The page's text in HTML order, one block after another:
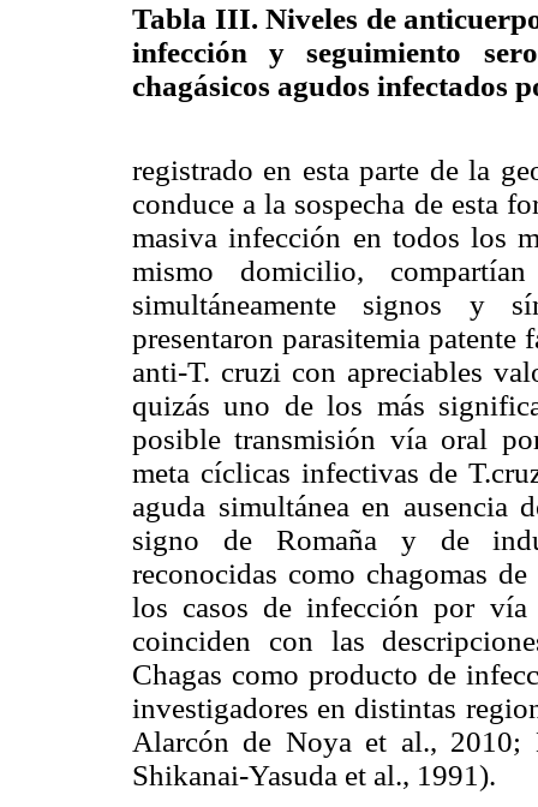
Tabla III. Niveles de
infección y seguimiento
chagásicos agudos infectados
registrado en esta parte de la
conduce a la sospecha de esta
masiva infección en todos los
mismo domicilio,
simultáneamente signos y
presentaron parasitemia
anti-T. cruzi con apreciables
quizás uno de los más
posible transmisión vía oral
meta cíclicas infectivas de
aguda simultánea en ausencia
signo de Romaña y de
reconocidas como chagomas
los casos de infección por vía
coinciden con las
Chagas como producto de
investigadores en distintas
Alarcón de Noya et al., 2010;
Shikanai-Yasuda et al., 1991).